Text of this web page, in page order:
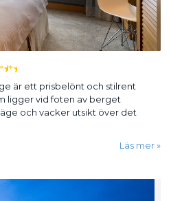
★★
är ett prisbelönt och stilrent
ligger vid foten av berget
och vacker utsikt över det
Läs mer